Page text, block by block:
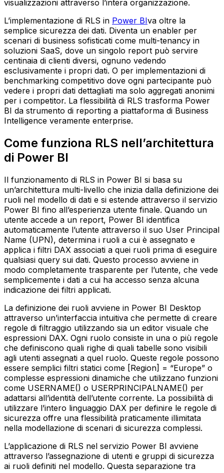
visualizzazioni attraverso l’intera organizzazione.
L’implementazione di RLS in Power BIva oltre la
semplice sicurezza dei dati. Diventa un enabler per
scenari di business sofisticati come multi-tenancy in
soluzioni SaaS, dove un singolo report può servire
centinaia di clienti diversi, ognuno vedendo
esclusivamente i propri dati. O per implementazioni di
benchmarking competitivo dove ogni partecipante può
vedere i propri dati dettagliati ma solo aggregati anonimi
per i competitor. La flessibilità di RLS trasforma Power
BI da strumento di reporting a piattaforma di Business
Intelligence veramente enterprise.
Come funziona RLS nell’architettura
di Power BI
Il funzionamento di RLS in Power BI si basa su
un’architettura multi-livello che inizia dalla definizione dei
ruoli nel modello di dati e si estende attraverso il servizio
Power BI fino all’esperienza utente finale. Quando un
utente accede a un report, Power BI identifica
automaticamente l’utente attraverso il suo User Principal
Name (UPN), determina i ruoli a cui è assegnato e
applica i filtri DAX associati a quei ruoli prima di eseguire
qualsiasi query sui dati. Questo processo avviene in
modo completamente trasparente per l’utente, che vede
semplicemente i dati a cui ha accesso senza alcuna
indicazione dei filtri applicati.
La definizione dei ruoli avviene in Power BI Desktop
attraverso un’interfaccia intuitiva che permette di creare
regole di filtraggio utilizzando sia un editor visuale che
espressioni DAX. Ogni ruolo consiste in una o più regole
che definiscono quali righe di quali tabelle sono visibili
agli utenti assegnati a quel ruolo. Queste regole possono
essere semplici filtri statici come [Region] = “Europe” o
complesse espressioni dinamiche che utilizzano funzioni
come USERNAME() o USERPRINCIPALNAME() per
adattarsi all’identità dell’utente corrente. La possibilità di
utilizzare l’intero linguaggio DAX per definire le regole di
sicurezza offre una flessibilità praticamente illimitata
nella modellazione di scenari di sicurezza complessi.
L’applicazione di RLS nel servizio Power BI avviene
attraverso l’assegnazione di utenti e gruppi di sicurezza
ai ruoli definiti nel modello. Questa separazione tra